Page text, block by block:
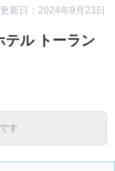
新日：2024年9月23日
テル トーラン
す